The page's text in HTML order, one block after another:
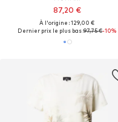
87,20 €
À l'origine : 129,00 €
Dernier prix le plus bas :97,75 €-10%